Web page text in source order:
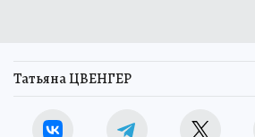
Татьяна ЦВЕНГЕР